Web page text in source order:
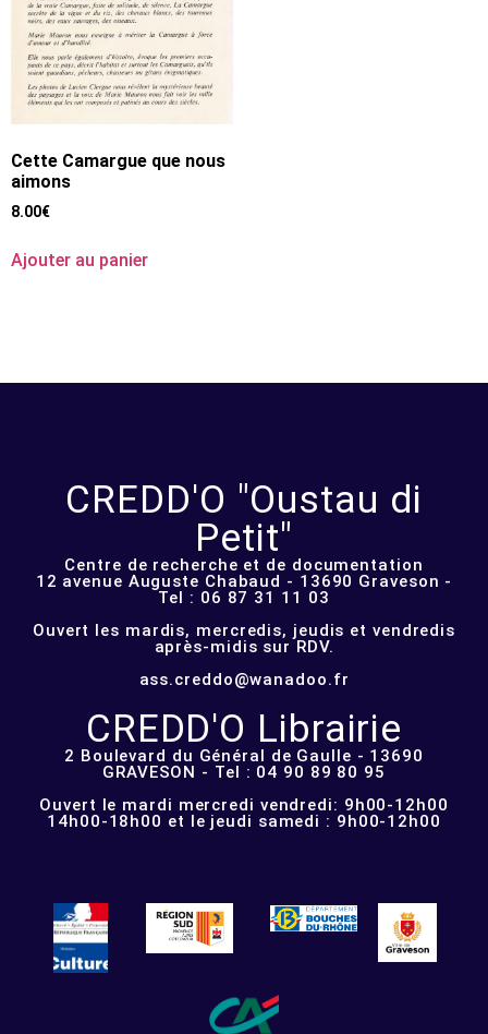
Cette Camargue que nous
aimons
8.00€
Ajouter au panier
CREDD'O "Oustau di
Petit"
Centre de recherche et de documentation
12 avenue Auguste Chabaud - 13690 Graveson -
Tel : 06 87 31 11 03
Ouvert les mardis, mercredis, jeudis et vendredis
après-midis sur RDV.
ass.creddo@wanadoo.fr
CREDD'O Librairie
2 Boulevard du Général de Gaulle - 13690
GRAVESON - Tel : 04 90 89 80 95
Ouvert le mardi mercredi vendredi: 9h00-12h00
14h00-18h00 et le jeudi samedi : 9h00-12h00